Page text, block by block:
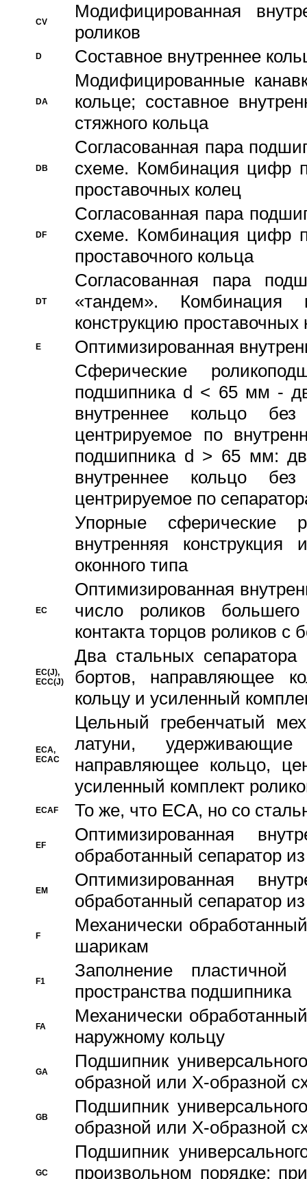
CV
Модифицированная
роликов
D Составное внутреннее
DA
Модифицированные
кольце; составное
стяжного кольца
DB
Согласованная пара
схеме. Комбинация цифр
проставочных колец
DF
Согласованная пара
схеме. Комбинация цифр
проставочного кольца
DT
Согласованная пара
«тандем».
конструкцию проставочных
E
Оптимизированная
Сферические
подшипника d < 65 мм -
внутреннее кольцо
центрируемое по
подшипника d > 65 мм:
внутреннее кольцо
центрируемое по
Упорные сферические
внутренняя
оконного типа
EC
Oптимизированная
число роликов
контакта торцов роликов с
EC(J),
ECC(J)
Два стальных сепаратора
бортов, направляющее
кольцу и усиленный
ECA,
ECAC
Цельный гребенчатый
латуни,
направляющее кольцо,
усиленный комплект
ECAF То же, что ECA, но со
EF
Оптимизированная
обработанный сепаратор
EM
Оптимизированная
обработанный сепаратор
F
Механически
шарикам
F1
Заполнение
пространства подшипника
FA
Механически
наружному кольцу
GA
Подшипник
образной или Х-образной
GB
Подшипник
образной или Х-образной
GC
Подшипник
произвольном порядке;